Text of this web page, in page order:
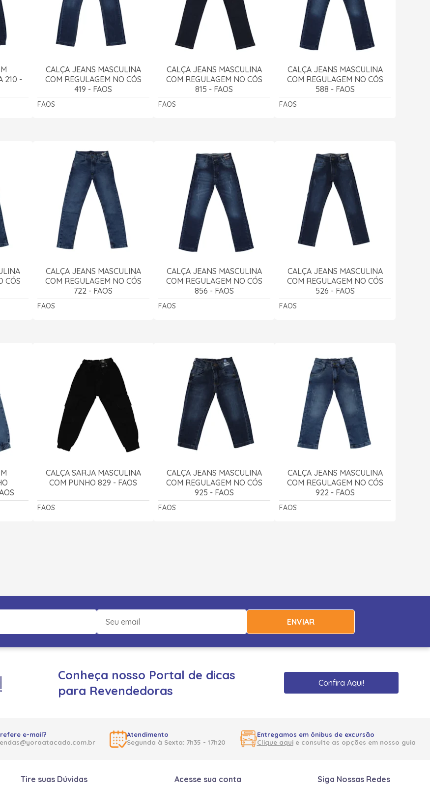
210 -
CALÇA JEANS MASCULINA
COM REGULAGEM NO CÓS
419 - FAOS
FAOS
CALÇA JEANS MASCULINA
COM REGULAGEM NO CÓS
815 - FAOS
FAOS
CALÇA JEANS MASCULINA
COM REGULAGEM NO CÓS
588 - FAOS
FAOS
CÓS
CALÇA JEANS MASCULINA
COM REGULAGEM NO CÓS
722 - FAOS
FAOS
CALÇA JEANS MASCULINA
COM REGULAGEM NO CÓS
856 - FAOS
FAOS
CALÇA JEANS MASCULINA
COM REGULAGEM NO CÓS
526 - FAOS
FAOS
CALÇA SARJA MASCULINA
COM PUNHO 829 - FAOS
FAOS
CALÇA JEANS MASCULINA
COM REGULAGEM NO CÓS
925 - FAOS
FAOS
CALÇA JEANS MASCULINA
COM REGULAGEM NO CÓS
922 - FAOS
FAOS
ENVIAR
Conheça nosso Portal de dicas
para Revendedoras
Confira Aqui!
e-mail?
Atendimento
Segunda à Sexta: 7h35 - 17h20
Entregamos em ônibus de excursão
Clique aquie consulte as opções em nosso guia
Tire suas Dúvidas Acesse sua conta Siga Nossas Redes